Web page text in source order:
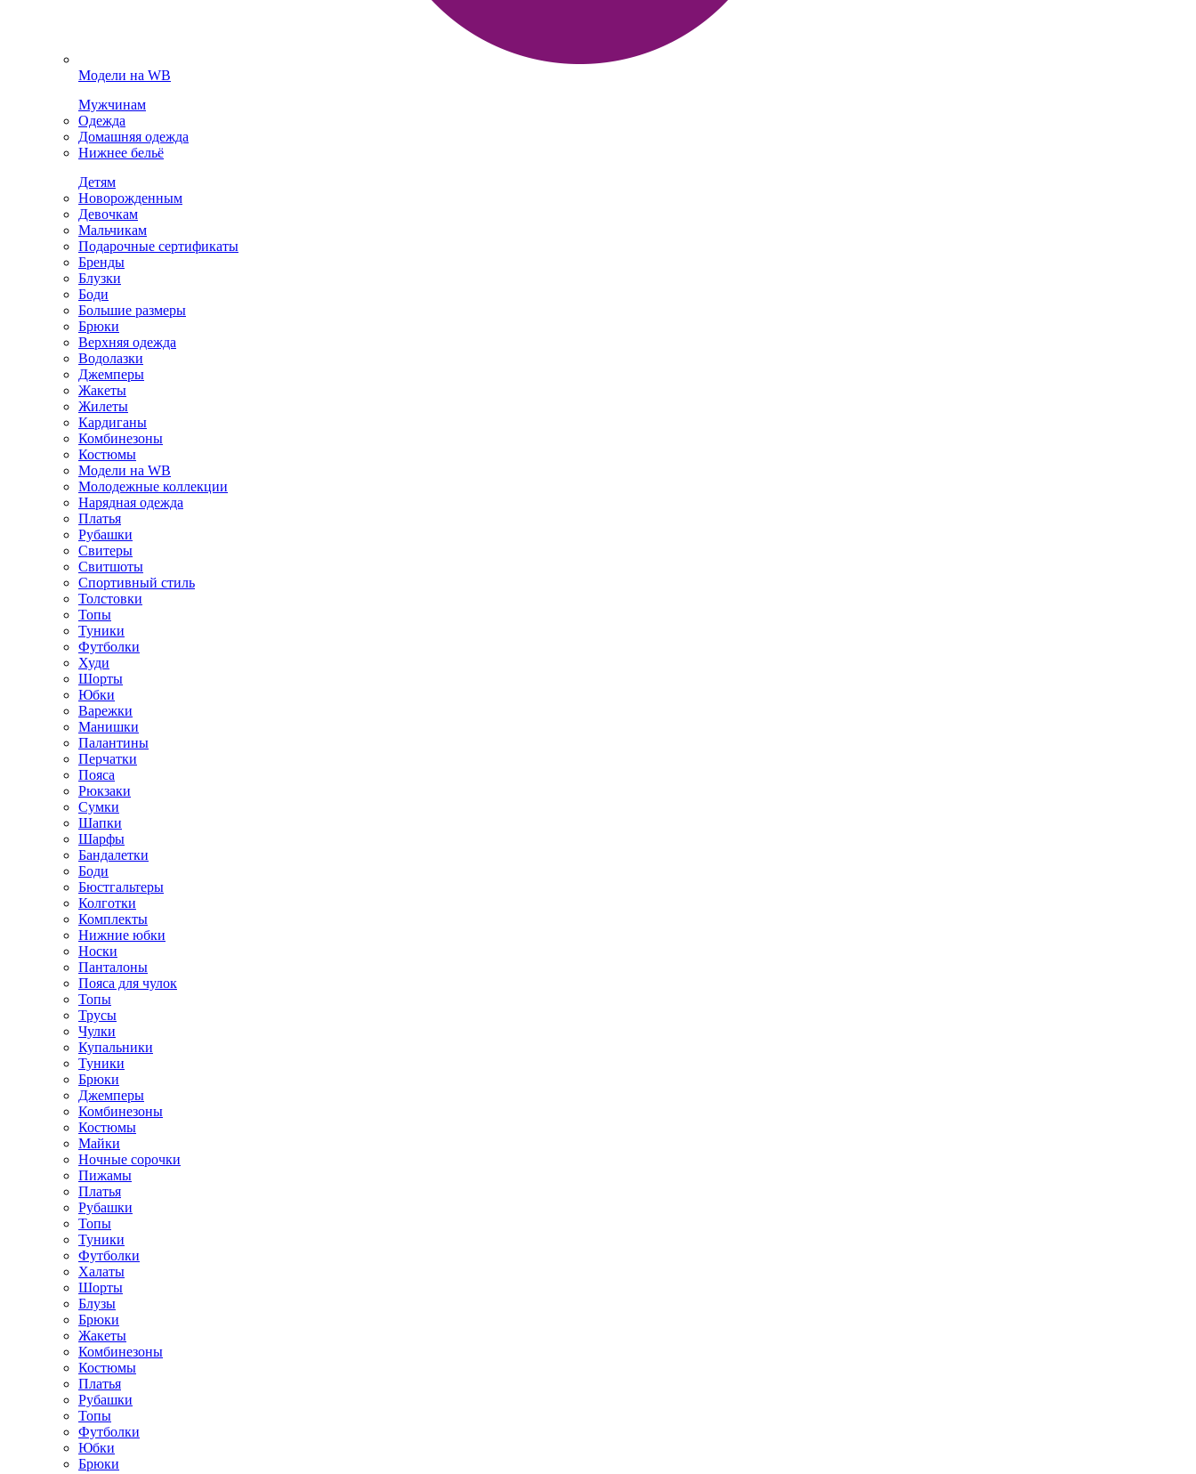
Модели на WB
Мужчинам
Одежда
Домашняя одежда
Нижнее бельё
Детям
Новорожденным
Девочкам
Мальчикам
Подарочные сертификаты
Бренды
Блузки
Боди
Большие размеры
Брюки
Верхняя одежда
Водолазки
Джемперы
Жакеты
Жилеты
Кардиганы
Комбинезоны
Костюмы
Модели на WB
Молодежные коллекции
Нарядная одежда
Платья
Рубашки
Свитеры
Свитшоты
Спортивный стиль
Толстовки
Топы
Туники
Футболки
Худи
Шорты
Юбки
Варежки
Манишки
Палантины
Перчатки
Пояса
Рюкзаки
Сумки
Шапки
Шарфы
Бандалетки
Боди
Бюстгальтеры
Колготки
Комплекты
Нижние юбки
Носки
Панталоны
Поясa для чулок
Топы
Трусы
Чулки
Купальники
Туники
Брюки
Джемперы
Комбинезоны
Костюмы
Майки
Ночные сорочки
Пижамы
Платья
Рубашки
Топы
Туники
Футболки
Халаты
Шорты
Блузы
Брюки
Жакеты
Комбинезоны
Костюмы
Платья
Рубашки
Топы
Футболки
Юбки
Брюки